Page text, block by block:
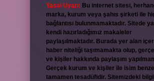
Yasal Uyarı: Bu internet sitesi,
marka, kurum veya şahıs şirketi ile
bağlantısı bulunmamaktadır. Sitede
kendi hazırladığımız makaleler
paylaşılmaktadır. Burada yer alan
haber niteliği taşımamakta olup,
ve kişiler hakkında paylaşım
Gerçek kurum ve kişiler ile isim
tamamen tesadüfidir. Sitemizdeki